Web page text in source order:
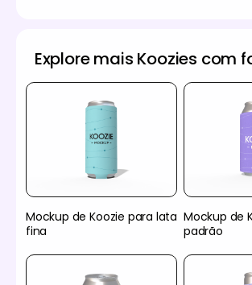
Explore mais Koozies com
Mockup de Koozie para lata
fina
Mockup de
padrão